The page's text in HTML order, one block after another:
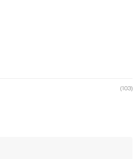
(103)